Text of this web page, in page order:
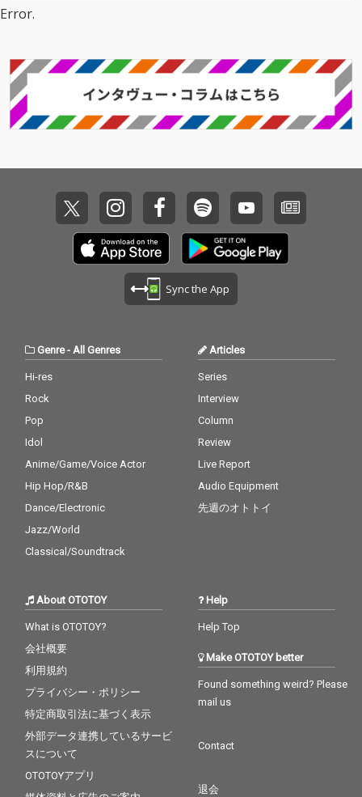
Error.
Sync the App
Genre- All Genres
Hi-res
Rock
Pop
Idol
Anime/Game/Voice Actor
Hip Hop/R&B
Dance/Electronic
Jazz/World
Classical/Soundtrack
Articles
Series
Interview
Column
Review
Live Report
Audio Equipment
先週のオトトイ
About OTOTOY
What is OTOTOY?
会社概要
利用規約
プライバシー・ポリシー
特定商取引法に基づく表示
外部データ連携しているサービ
スについて
OTOTOYアプリ
Help
Help Top
Make OTOTOY better
Found something weird? Please
mail us
Contact
退会